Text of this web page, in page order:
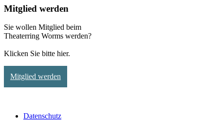
Mitglied werden
Sie wollen Mitglied beim
Theaterring Worms werden?
Klicken Sie bitte hier.
Mitglied werden
Datenschutz